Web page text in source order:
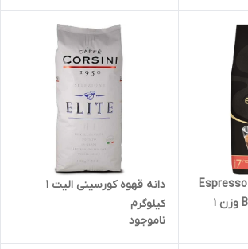
دانه قهوه لاوازا مدل Espresso
Barista Gran Crema وزن ۱
دانه قهوه کورسینی الیت 1
کیلوگرم
ناموجود